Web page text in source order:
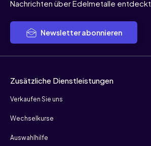
Nachrichten über Edelmetalle entdeckt.
Newsletter abonnieren
Zusätzliche Dienstleistungen
Verkaufen Sie uns
Wechselkurse
Auswahlhilfe